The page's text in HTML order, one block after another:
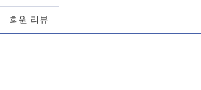
회원 리뷰